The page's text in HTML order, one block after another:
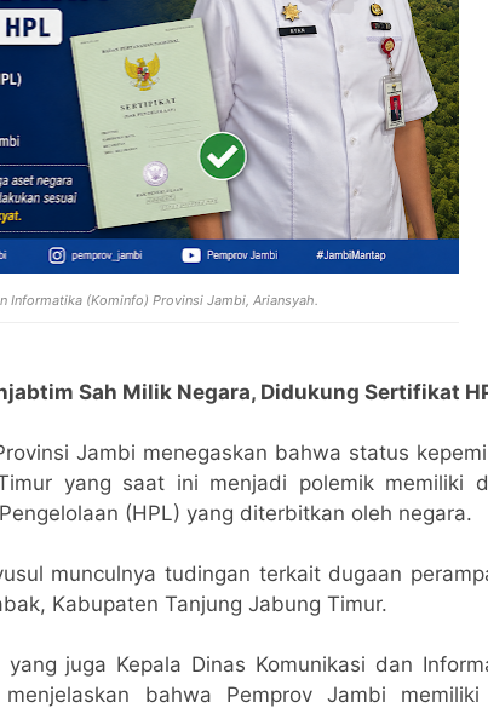
Informatika (Kominfo) Provinsi Jambi, Ariansyah.
Sah Milik Negara, Didukung Sertifikat
Jambi menegaskan bahwa status
yang saat ini menjadi polemik memiliki
(HPL) yang diterbitkan oleh negara.
munculnya tudingan terkait dugaan
Kabupaten Tanjung Jabung Timur.
juga Kepala Dinas Komunikasi dan
bahwa Pemprov Jambi